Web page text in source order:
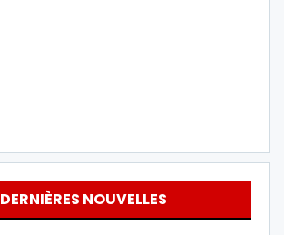
DERNIÈRES NOUVELLES